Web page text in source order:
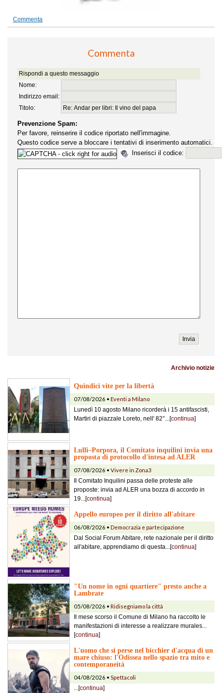
Commenta
Commenta
Rispondi a questo messaggio
Nome:
Indirizzo email:
Titolo:
Prevenzione Spam:
Per favore, reinserire il codice riportato nell'immagine.
Questo codice serve a bloccare i tentativi di inserimento automatici.
Inserisci il codice:
Archivio notizie
Quindici vite per la libertà
07/08/2026 • Eventi a Milano
Lunedì 10 agosto Milano ricorderà i 15 antifascisti,
Martiri di piazzale Loreto, nell' 82°...[continua]
Lulli–Porpora, il Comitato inquilini invia una
proposta di protocollo d'intesa ad ALER
07/08/2026 • Vivere in Zona3
Il Comitato Inquilini passa delle proteste alle
proposte: invia ad ALER una bozza di accordo in
19...[continua]
Appello europeo per il diritto all'abitare
06/08/2026 • Democrazia e partecipazione
Dal Social Forum Abitare, rete nazionale per il diritto
all'abitare, apprendiamo di questa...[continua]
"Un nome in ogni quartiere" presto anche a
Lambrate
05/08/2026 • Ridisegniamo la città
Il mese scorso il Comune di Milano ha raccolto le
manifestazioni di interesse a realizzare murales...
[continua]
L'uomo che si perse nel bicchier d'acqua di un
mare chiuso: l'Odissea nello spazio tra mito e
contemporaneità
04/08/2026 • Spettacoli
...[continua]